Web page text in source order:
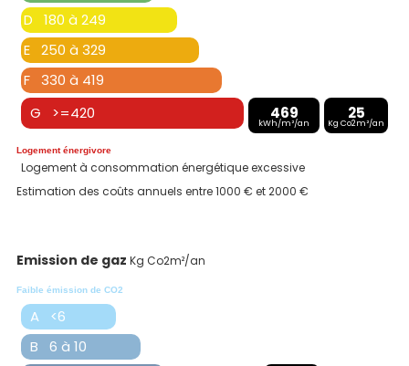
D 180 à 249
E 250 à 329
F 330 à 419
G >=420
469
kWh/m²/an
25
Kg Co2m²/an
Logement énergivore
Logement à consommation énergétique excessive
Estimation des coûts annuels entre 1000 € et 2000 €
Emission de gaz Kg Co2m²/an
Faible émission de CO2
A <6
B 6 à 10